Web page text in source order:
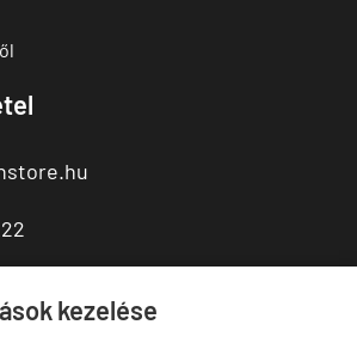
kezelése